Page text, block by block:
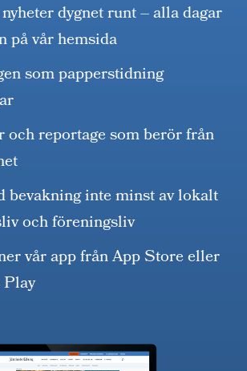
dygnet runt – alla dagar
på vår hemsida
som papperstidning
och reportage som berör från
bevakning inte minst av lokalt
och föreningsliv
vår app från App Store eller